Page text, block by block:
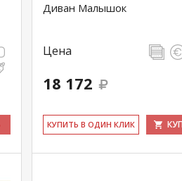
Диван Малышок
Цена
18 172
КУ­ПИТЬ В ОДИН КЛИК